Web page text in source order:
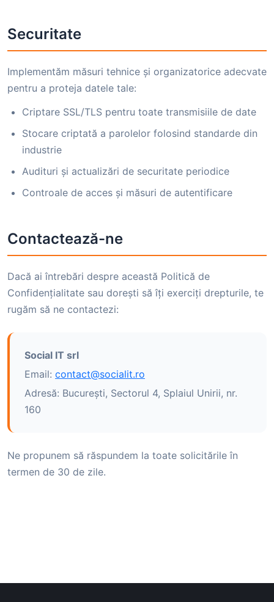
Securitate
Implementăm măsuri tehnice și organizatorice adecvate
pentru a proteja datele tale:
Criptare SSL/TLS pentru toate transmisiile de date
Stocare criptată a parolelor folosind standarde din
industrie
Audituri și actualizări de securitate periodice
Controale de acces și măsuri de autentificare
Contactează-ne
Dacă ai întrebări despre această Politică de
Confidențialitate sau dorești să îți exerciți drepturile, te
rugăm să ne contactezi:
Social IT srl
Email: contact@socialit.ro
Adresă: București, Sectorul 4, Splaiul Unirii, nr.
160
Ne propunem să răspundem la toate solicitările în
termen de 30 de zile.